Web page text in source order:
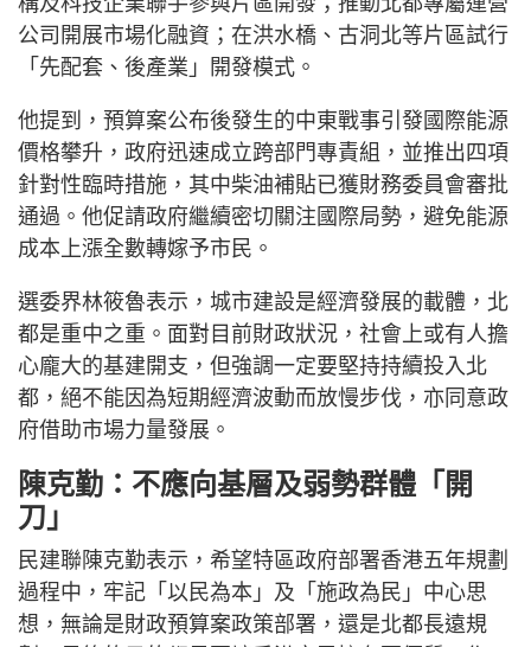
公司開展市場化融資；在洪水橋、古洞北等片區試行
「先配套、後產業」開發模式。
他提到，預算案公布後發生的中東戰事引發國際能源
價格攀升，政府迅速成立跨部門專責組，並推出四項
針對性臨時措施，其中柴油補貼已獲財務委員會審批
通過。他促請政府繼續密切關注國際局勢，避免能源
成本上漲全數轉嫁予市民。
選委界林筱魯表示，城市建設是經濟發展的載體，北
都是重中之重。面對目前財政狀況，社會上或有人擔
心龐大的基建開支，但強調一定要堅持持續投入北
都，絕不能因為短期經濟波動而放慢步伐，亦同意政
府借助市場力量發展。
陳克勤：不應向基層及弱勢群體「開
刀」
民建聯陳克勤表示，希望特區政府部署香港五年規劃
過程中，牢記「以民為本」及「施政為民」中心思
想，無論是財政預算案政策部署，還是北都長遠規